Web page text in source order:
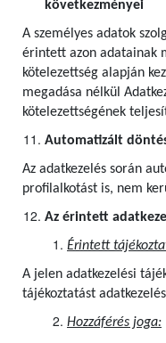
következményei
A személyes adatok
érintett azon adatainak
kötelezettség alapján
megadása nélkül
kötelezettségének
Automatizált
Az adatkezelés során
profilalkotást is, nem
Az érintett
Érintett
A jelen adatkezelési
tájékoztatást
Hozzáférés joga: